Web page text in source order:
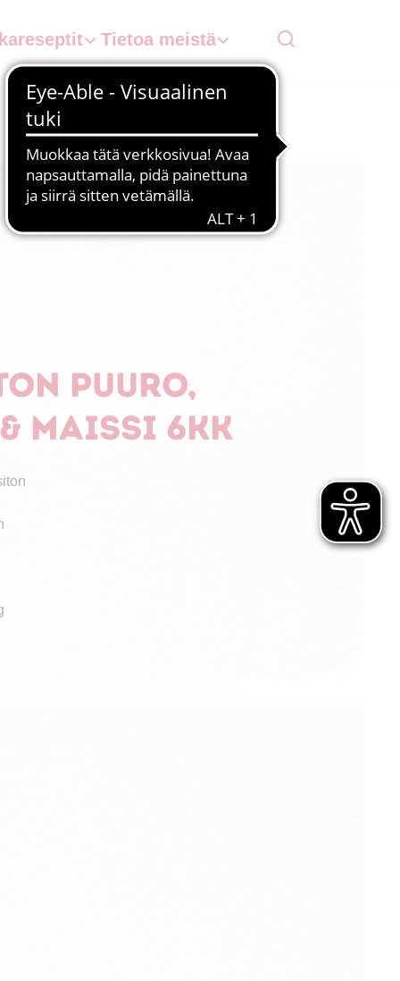
Tietoa meistä
puuro,
maissi 6kk